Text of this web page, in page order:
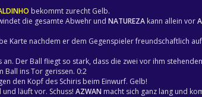
bekommt zurecht Gelb.
die gesamte Abwehr und NATUREZA kann allein vor
Karte nachdem er dem Gegenspieler freundschaftlich
an. Der Ball fliegt so stark, dass die zwei vor ihm
Ball ins Tor gerissen. 0:2
den Kopf des Schiris beim Einwurf. Gelb!
und läuft vor. Schuss! AZWAN macht sich ganz lang und